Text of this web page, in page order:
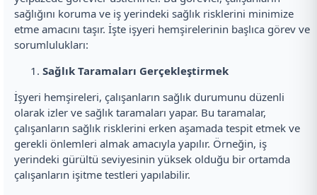
sağlığını koruma ve iş yerindeki sağlık risklerini minimize
etme amacını taşır. İşte işyeri hemşirelerinin başlıca görev ve
sorumlulukları:
Sağlık Taramaları Gerçekleştirmek
İşyeri hemşireleri, çalışanların sağlık durumunu düzenli
olarak izler ve sağlık taramaları yapar. Bu taramalar,
çalışanların sağlık risklerini erken aşamada tespit etmek ve
gerekli önlemleri almak amacıyla yapılır. Örneğin, iş
yerindeki gürültü seviyesinin yüksek olduğu bir ortamda
çalışanların işitme testleri yapılabilir.